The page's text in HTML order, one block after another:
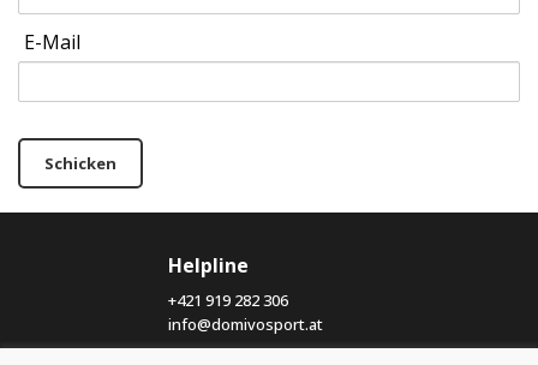
E-Mail
Schicken
Helpline
+421 919 282 306
info@domivosport.at